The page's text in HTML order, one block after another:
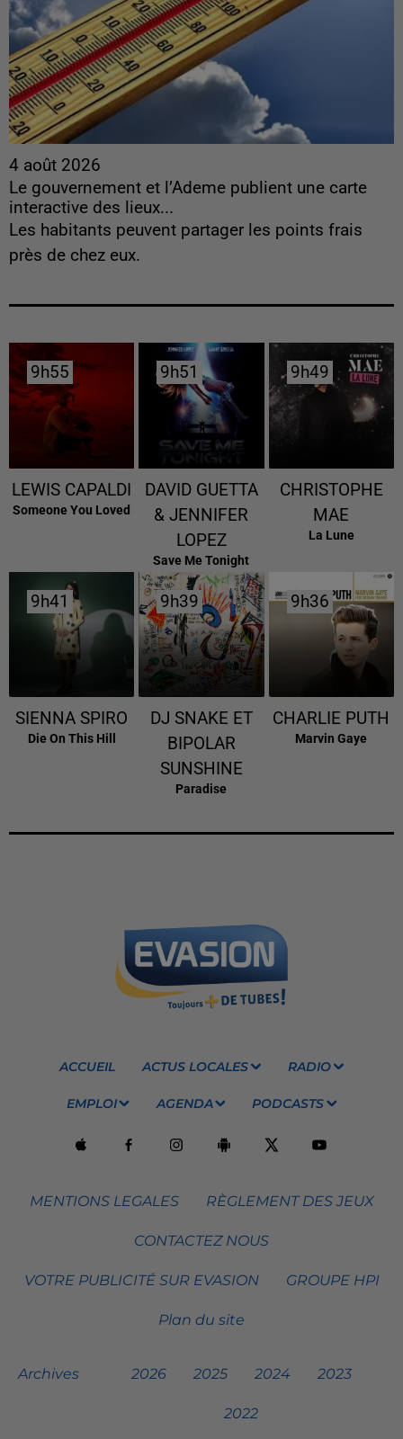
4 août 2026
Le gouvernement et l’Ademe publient une carte
interactive des lieux...
Les habitants peuvent partager les points frais
près de chez eux.
9h55
9h55
LEWIS CAPALDI
Someone You Loved
9h51
9h51
DAVID GUETTA
& JENNIFER
LOPEZ
Save Me Tonight
9h49
9h49
CHRISTOPHE
MAE
La Lune
9h41
9h41
SIENNA SPIRO
Die On This Hill
9h39
9h39
DJ SNAKE ET
BIPOLAR
SUNSHINE
Paradise
9h36
9h36
CHARLIE PUTH
Marvin Gaye
ACCUEIL ACTUS LOCALES RADIO
EMPLOI AGENDA PODCASTS
MENTIONS LEGALES RÈGLEMENT DES JEUX
CONTACTEZ NOUS
VOTRE PUBLICITÉ SUR EVASION GROUPE HPI
Plan du site
Archives 2026 2025 2024 2023
2022